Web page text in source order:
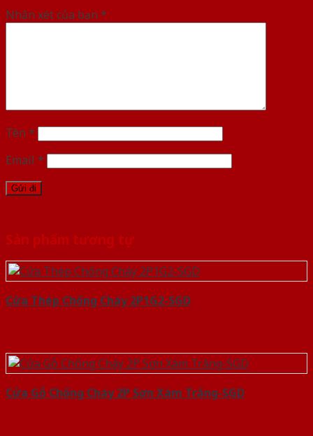
Nhận xét của bạn *
Tên *
Email *
Sản phẩm tương tự
Cửa Thép Chống Cháy 2P1G2-SGD
Cửa Gỗ Chống Cháy 2P Sơn Xám Trắng-SGD